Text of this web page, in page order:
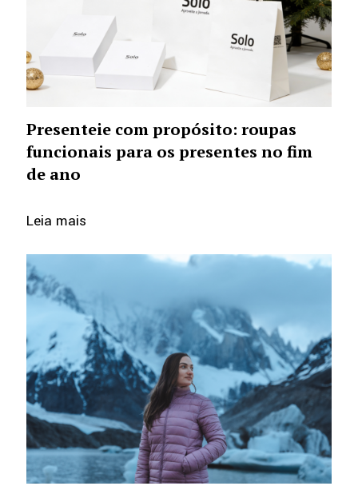
Presenteie com propósito: roupas
funcionais para os presentes no fim
de ano
Leia mais